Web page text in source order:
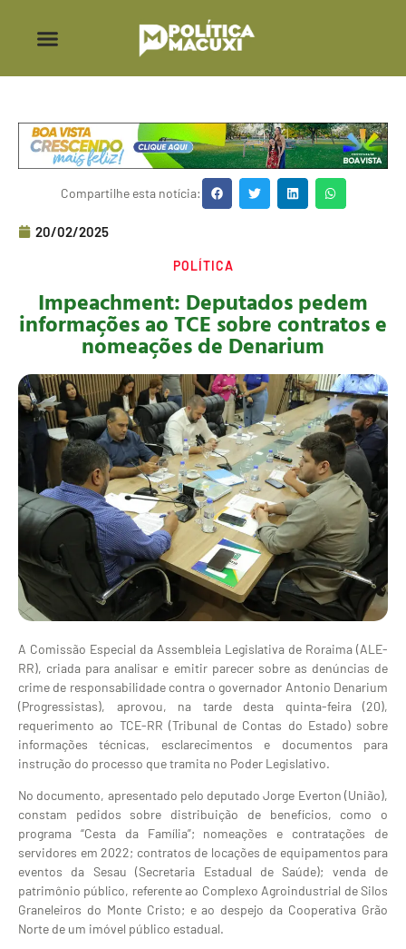
Compartilhe esta notícia:
20/02/2025
POLÍTICA
Impeachment: Deputados pedem
informações ao TCE sobre contratos e
nomeações de Denarium
A Comissão Especial da Assembleia Legislativa de Roraima (ALE-
RR), criada para analisar e emitir parecer sobre as denúncias de
crime de responsabilidade contra o governador Antonio Denarium
(Progressistas), aprovou, na tarde desta quinta-feira (20),
requerimento ao TCE-RR (Tribunal de Contas do Estado) sobre
informações técnicas, esclarecimentos e documentos para
instrução do processo que tramita no Poder Legislativo.
No documento, apresentado pelo deputado Jorge Everton (União),
constam pedidos sobre distribuição de benefícios, como o
programa “Cesta da Família”; nomeações e contratações de
servidores em 2022; contratos de locações de equipamentos para
eventos da Sesau (Secretaria Estadual de Saúde); venda de
patrimônio público, referente ao Complexo Agroindustrial de Silos
Graneleiros do Monte Cristo; e ao despejo da Cooperativa Grão
Norte de um imóvel público estadual.